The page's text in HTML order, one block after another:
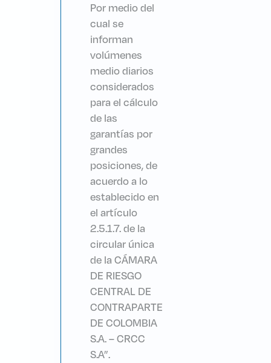
Por medio del
cual se
informan
volúmenes
medio diarios
considerados
para el cálculo
de las
garantías por
grandes
posiciones, de
acuerdo a lo
establecido en
el artículo
2.5.1.7. de la
circular única
de la CÁMARA
DE RIESGO
CENTRAL DE
CONTRAPARTE
DE COLOMBIA
S.A. – CRCC
S.A”.